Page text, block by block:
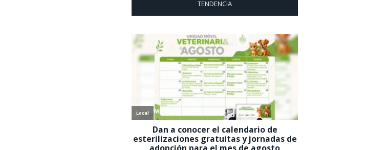
TENDENCIA